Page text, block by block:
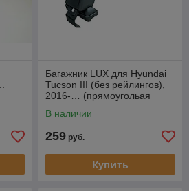
Багажник LUX для Hyundai
Tucson III (без рейлингов),
2016-… (прямоугольая
В наличии
259 руб.
Купить